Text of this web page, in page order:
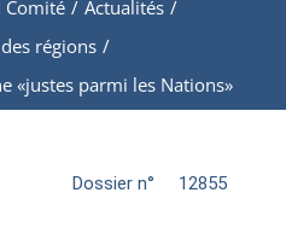
Comité / Actualités /
régions /
«justes parmi les Nations»
Dossier n° 12855